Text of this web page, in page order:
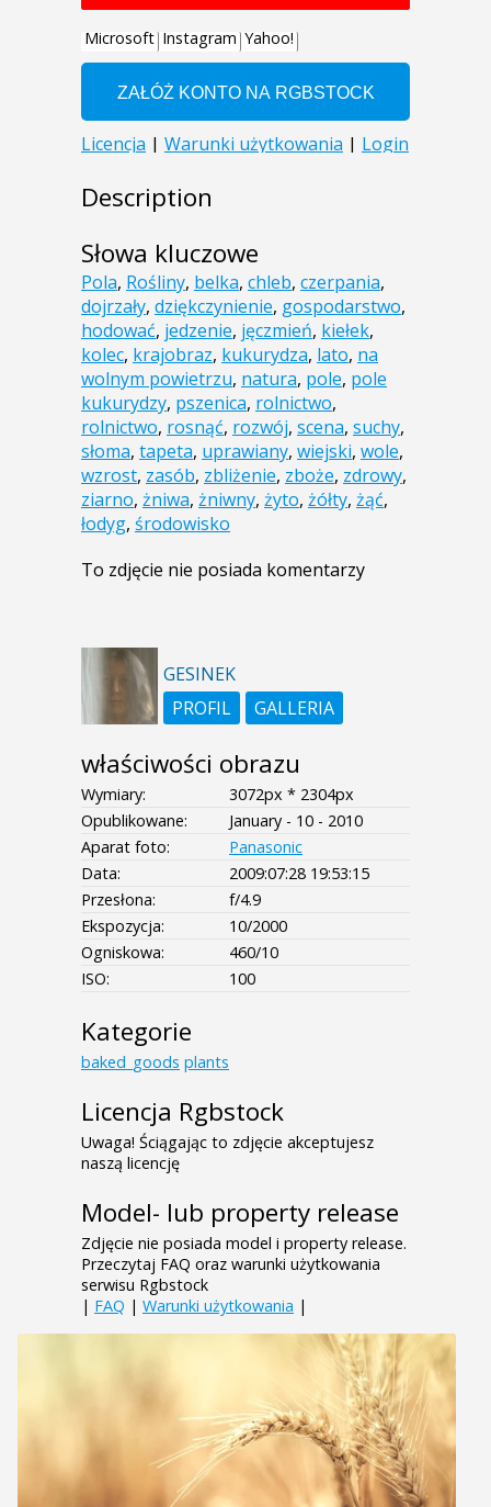
Description
Słowa kluczowe
Pola, Rośliny, belka, chleb, czerpania,
dojrzały, dziękczynienie, gospodarstwo,
hodować, jedzenie, jęczmień, kiełek,
kolec, krajobraz, kukurydza, lato, na
wolnym powietrzu, natura, pole, pole
kukurydzy, pszenica, rolnictwo,
rolnictwo, rosnąć, rozwój, scena, suchy,
słoma, tapeta, uprawiany, wiejski, wole,
wzrost, zasób, zbliżenie, zboże, zdrowy,
ziarno, żniwa, żniwny, żyto, żółty, żąć,
łodyg, środowisko
To zdjęcie nie posiada komentarzy
GESINEK
PROFIL
GALLERIA
właściwości obrazu
Wymiary:
3072px * 2304px
Opublikowane:
January - 10 - 2010
Aparat foto:
Panasonic
Data:
2009:07:28 19:53:15
Przesłona:
f/4.9
Ekspozycja:
10/2000
Ogniskowa:
460/10
ISO:
100
Kategorie
baked_goods plants
Licencja Rgbstock
Uwaga! Ściągając to zdjęcie akceptujesz
naszą licencję
Model- lub property release
Zdjęcie nie posiada model i property release.
Przeczytaj FAQ oraz warunki użytkowania
serwisu Rgbstock
| FAQ | Warunki użytkowania |